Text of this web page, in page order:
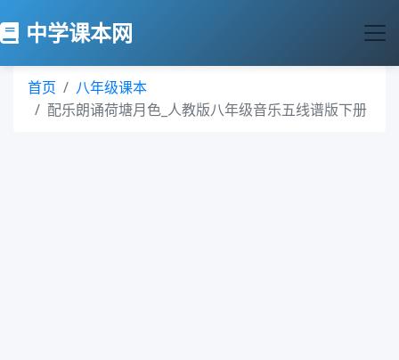
中学课本网
首页
八年级课本
配乐朗诵荷塘月色_人教版八年级音乐五线谱版下册